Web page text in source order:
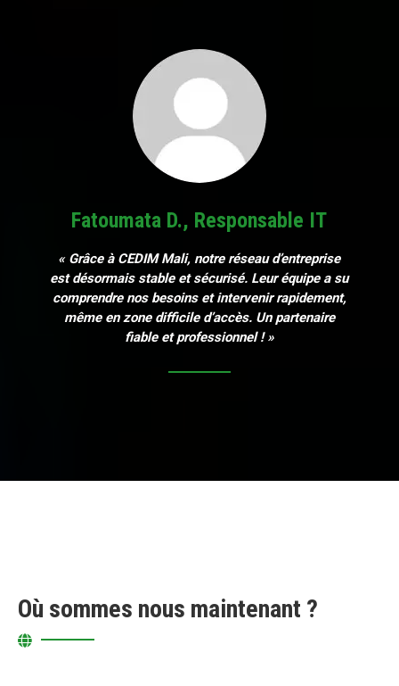
Fatoumata D., Responsable IT
« Grâce à CEDIM Mali, notre réseau d’entreprise
est désormais stable et sécurisé. Leur équipe a su
comprendre nos besoins et intervenir rapidement,
même en zone difficile d’accès. Un partenaire
fiable et professionnel ! »
Où sommes nous maintenant ?